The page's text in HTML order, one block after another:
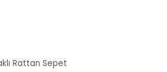
Rattan Sepet